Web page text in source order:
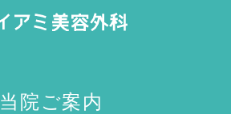
当院ご案内